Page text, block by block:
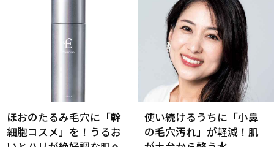
ほおのたるみ毛穴に「幹
細胞コスメ」を！うるお
使い続けるうちに「小鼻
の毛穴汚れ」が軽減！肌